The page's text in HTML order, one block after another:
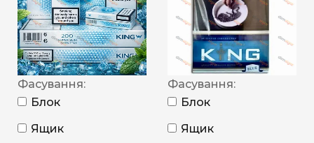
Фасування:
Блок
Ящик
Фасування:
Блок
Ящик